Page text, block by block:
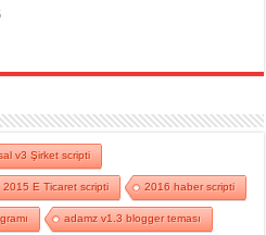
v3 Şirket scripti
2015 E Ticaret scripti 2016 haber scripti
adamz v1.3 blogger teması